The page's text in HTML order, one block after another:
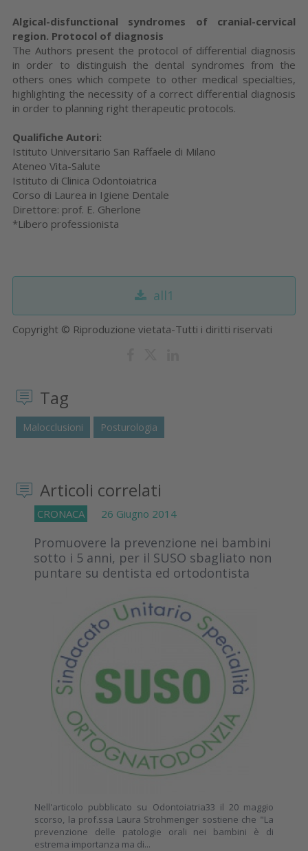
Algical-disfunctional syndromes of cranial-cervical
region. Protocol of diagnosis
The Authors present the protocol of differential diagnosis
in order to distinguish the dental syndromes from the
others ones which compete to other medical specialties,
highlighting the necessity of a correct differential diagnosis
in order to planning right therapeutic protocols.
Qualifiche Autori:
Istituto Universitario San Raffaele di Milano
Ateneo Vita-Salute
Istituto di Clinica Odontoiatrica
Corso di Laurea in Igiene Dentale
Direttore: prof. E. Gherlone
*Libero professionista
all1
Copyright © Riproduzione vietata-Tutti i diritti riservati
Tag
Malocclusioni Posturologia
Articoli correlati
CRONACA 26 Giugno 2014
Promuovere la prevenzione nei bambini
sotto i 5 anni, per il SUSO sbagliato non
puntare su dentista ed ortodontista
Nell'articolo pubblicato su Odontoiatria33 il 20 maggio
scorso, la prof.ssa Laura Strohmenger sostiene che "La
prevenzione delle patologie orali nei bambini è di
estrema importanza ma di...